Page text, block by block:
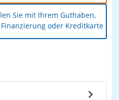
Sie mit Ihrem Guthaben,
oder Kreditkarte